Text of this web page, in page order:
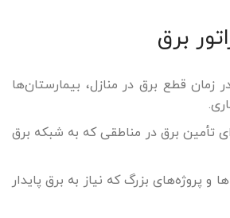
برق
زمان قطع برق در منازل، بیمارستان‌ها
تأمین برق در مناطقی که به شبکه برق
و پروژه‌های بزرگ که نیاز به برق پایدار